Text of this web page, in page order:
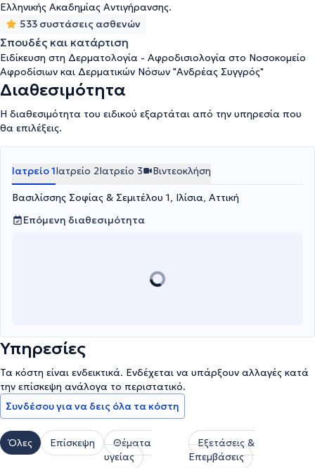
Ελληνικής Ακαδημίας Αντιγήρανσης.
533 συστάσεις ασθενών
Σπουδές και κατάρτιση
Ειδίκευση στη Δερματολογία - Αφροδισιολογία στο Νοσοκομείο
Αφροδίσιων και Δερματικών Νόσων "Ανδρέας Συγγρός"
Διαθεσιμότητα
Η διαθεσιμότητα του ειδικού εξαρτάται από την υπηρεσία που
θα επιλέξεις.
Ιατρείο 1Ιατρείο 2Ιατρείο 3 Βιντεοκλήση
Βασιλίσσης Σοφίας & Σεμιτέλου 1, Ιλίσια, Αττική
Επόμενη διαθεσιμότητα
Υπηρεσίες
Τα κόστη είναι ενδεικτικά. Ενδέχεται να υπάρξουν αλλαγές κατά
την επίσκεψη ανάλογα το περιστατικό.
Συνδέσου για να δεις όλα τα κόστη
Όλες Επίσκεψη
Θέματα
υγείας
Εξετάσεις &
Επεμβάσεις